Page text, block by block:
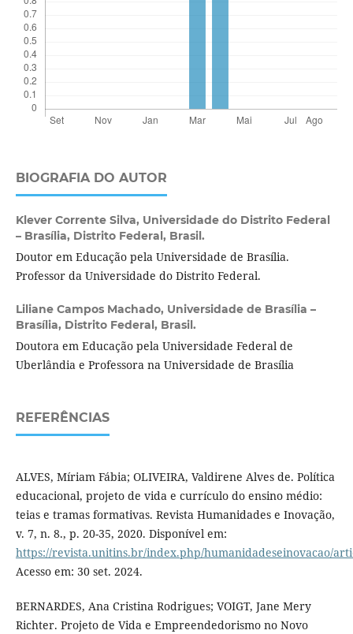
BIOGRAFIA DO AUTOR
Klever Corrente Silva, Universidade do Distrito Federal
– Brasília, Distrito Federal, Brasil.
Doutor em Educação pela Universidade de Brasília.
Professor da Universidade do Distrito Federal.
Liliane Campos Machado, Universidade de Brasília –
Brasília, Distrito Federal, Brasil.
Doutora em Educação pela Universidade Federal de
Uberlândia e Professora na Universidade de Brasília
REFERÊNCIAS
ALVES, Míriam Fábia; OLIVEIRA, Valdirene Alves de. Política
educacional, projeto de vida e currículo do ensino médio:
teias e tramas formativas. Revista Humanidades e Inovação,
v. 7, n. 8., p. 20-35, 2020. Disponível em:
https://revista.unitins.br/index.php/humanidadeseinovacao/
Acesso em: 30 set. 2024.
BERNARDES, Ana Cristina Rodrigues; VOIGT, Jane Mery
Richter. Projeto de Vida e Empreendedorismo no Novo